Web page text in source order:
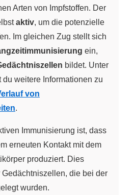
Arten von Impfstoffen. Der
aktiv, um die potenzielle
Im gleichen Zug stellt sich
ein,
bildet. Unter
weitere Informationen zu
von
.
Immunisierung ist, dass
erneuten Kontakt mit dem
produziert. Dies
die bei der
wurden.